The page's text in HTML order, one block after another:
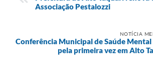
Associação Pestalozzi
NOTÍCIA
Conferência Municipal de Saúde Mental
pela primeira vez em Alto